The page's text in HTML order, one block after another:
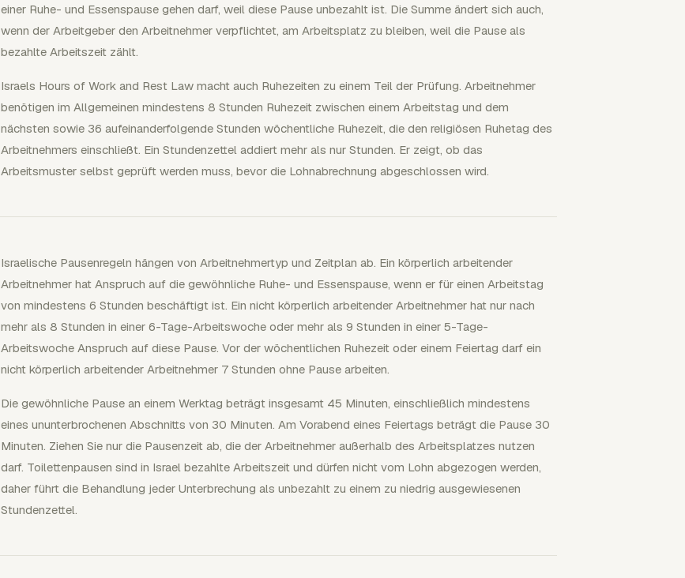
einer Ruhe- und Essenspause gehen darf, weil diese Pause unbezahlt ist. Die Summe ändert sich auch,
wenn der Arbeitgeber den Arbeitnehmer verpflichtet, am Arbeitsplatz zu bleiben, weil die Pause als
bezahlte Arbeitszeit zählt.
Israels Hours of Work and Rest Law macht auch Ruhezeiten zu einem Teil der Prüfung. Arbeitnehmer
benötigen im Allgemeinen mindestens 8 Stunden Ruhezeit zwischen einem Arbeitstag und dem
nächsten sowie 36 aufeinanderfolgende Stunden wöchentliche Ruhezeit, die den religiösen Ruhetag des
Arbeitnehmers einschließt. Ein Stundenzettel addiert mehr als nur Stunden. Er zeigt, ob das
Arbeitsmuster selbst geprüft werden muss, bevor die Lohnabrechnung abgeschlossen wird.
Israelische Pausenregeln hängen von Arbeitnehmertyp und Zeitplan ab. Ein körperlich arbeitender
Arbeitnehmer hat Anspruch auf die gewöhnliche Ruhe- und Essenspause, wenn er für einen Arbeitstag
von mindestens 6 Stunden beschäftigt ist. Ein nicht körperlich arbeitender Arbeitnehmer hat nur nach
mehr als 8 Stunden in einer 6-Tage-Arbeitswoche oder mehr als 9 Stunden in einer 5-Tage-
Arbeitswoche Anspruch auf diese Pause. Vor der wöchentlichen Ruhezeit oder einem Feiertag darf ein
nicht körperlich arbeitender Arbeitnehmer 7 Stunden ohne Pause arbeiten.
Die gewöhnliche Pause an einem Werktag beträgt insgesamt 45 Minuten, einschließlich mindestens
eines ununterbrochenen Abschnitts von 30 Minuten. Am Vorabend eines Feiertags beträgt die Pause 30
Minuten. Ziehen Sie nur die Pausenzeit ab, die der Arbeitnehmer außerhalb des Arbeitsplatzes nutzen
darf. Toilettenpausen sind in Israel bezahlte Arbeitszeit und dürfen nicht vom Lohn abgezogen werden,
daher führt die Behandlung jeder Unterbrechung als unbezahlt zu einem zu niedrig ausgewiesenen
Stundenzettel.